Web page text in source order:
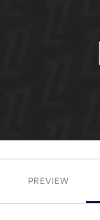
PREVIEW